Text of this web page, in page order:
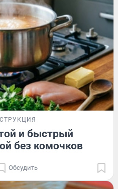
и быстрый
без комочков
Обсудить